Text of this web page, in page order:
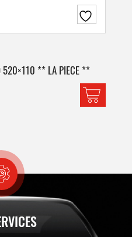
520×110 ** LA PIECE **